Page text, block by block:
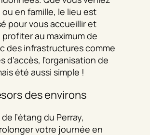
en famille, le lieu est
pour vous accueillir et
au maximum de
des infrastructures comme
d’accès, l’organisation de
été aussi simple !
des environs
l’étang du Perray,
votre journée en